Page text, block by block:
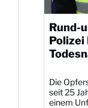
Rund-
Die
seit 25
einem